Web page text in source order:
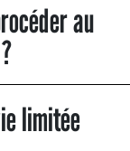
au
limitée